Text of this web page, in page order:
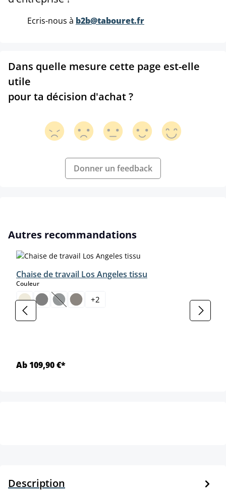
Ecris-nous à b2b@tabouret.fr
Dans quelle mesure cette page est-elle
utile
pour ta décision d'achat ?
Donner un feedback
Ignorer la galerie de produits
Autres recommandations
Chaise de travail Los Angeles tissu
Couleurselect
(Cette option n'est pas disponible pour le moment.)
+2
Ab 109,90 €*
Description